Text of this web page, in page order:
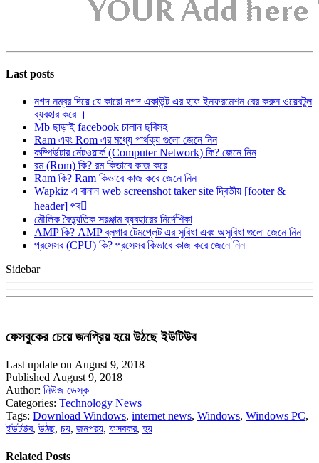
Last posts
নগদ নম্বর দিয়ে যে কারো নগদ একাউন্ট এর হাফ ইনফরমেশন বের করুন ওয়েবটুল
ব্যবহার করে ।
Mb ছাড়াই facebook চালান ছবিসহ
Ram এবং Rom এর মধ্যে পার্থক্য গুলো জেনে নিন
কম্পিউটার নেটওয়ার্ক (Computer Network) কি? জেনে নিন
রম (Rom) কি? রম কিভাবে কাজ করে
Ram কি? Ram কিভাবে কাজ করে জেনে নিন
Wapkiz এ বানান web screenshot taker site দ্বিতীয় [footer &
header] পব
মৌলিক বৈদ্যুতিক সরঞ্জাম ব্যবহারের নির্দেশিকা
AMP কি? AMP ব্লগার টেমপ্লেট এর সুবিধা এবং অসুবিধা গুলো জেনে নিন
প্রসেসর (CPU) কি? প্রসেসর কিভাবে কাজ করে জেনে নিন
Sidebar
ফেসবুকের চেয়ে জনপ্রিয় হয়ে উঠছে ইউটিউব
Last update on August 9, 2018
Published August 9, 2018
Author: নিউজ ডেস্ক
Categories: Technology News
Tags: Download Windows, internet news, Windows, Windows PC,
ইউটউব, উঠছ, চয, জনপরয়, ফসবকর, হয়
Related Posts